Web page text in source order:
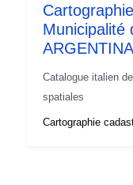
Municipalité
ARGENTINA
Catalogue italien
spatiales
Cartographie